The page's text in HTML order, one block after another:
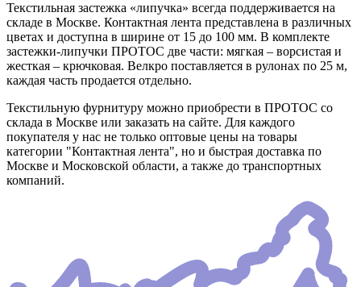
Текстильная застежка «липучка» всегда поддерживается на
складе в Москве. Контактная лента представлена в различных
цветах и доступна в ширине от 15 до 100 мм. В комплекте
застежки-липучки ПРОТОС две части: мягкая – ворсистая и
жесткая – крючковая. Велкро поставляется в рулонах по 25 м,
каждая часть продается отдельно.
Текстильную фурнитуру можно приобрести в ПРОТОС со
склада в Москве или заказать на сайте. Для каждого
покупателя у нас не только оптовые цены на товары
категории "Контактная лента", но и быстрая доставка по
Москве и Московской области, а также до транспортных
компаний.